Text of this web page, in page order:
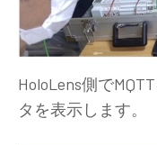
HoloLens側で
タを表示します。